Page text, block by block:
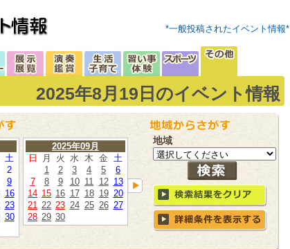
*一般投稿されたイベント情報*
2025年8月19日のイベント情報
土
2
9
16
23
30
2025年09月
日
月 火 水 木 金 土
1
2 3 4 5
6
7
8 9 10 11 12 13
14 15 16 17 18 19 20
21 22 23 24 25 26 27
28 29 30
地域